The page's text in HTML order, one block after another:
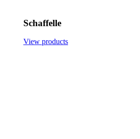
Schaffelle
View products